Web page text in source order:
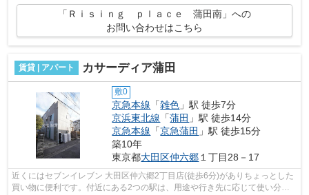
「Ｒｉｓｉｎｇ ｐｌａｃｅ 蒲田南」への
お問い合わせはこちら
賃貸 | アパート カサーディア蒲田
敷0
京急本線 「雑色 」駅 徒歩7分
京浜東北線 「蒲田 」駅 徒歩14分
京急本線 「京急蒲田 」駅 徒歩15分
築10年
東京都大田区仲六郷 １丁目28－17
近くにはセブンイレブン 大田区仲六郷2丁目店(徒歩6分)がありちょっとした
買い物に便利です。付近にある2つの駅は、用途や行き先に応じて使い分け